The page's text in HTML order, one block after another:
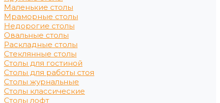
Маленькие столы
Мраморные столы
Недорогие столы
Овальные столы
Раскладные столы
Стеклянные столы
Столы для гостиной
Столы для работы стоя
Столы журнальные
Столы классические
Столы лофт